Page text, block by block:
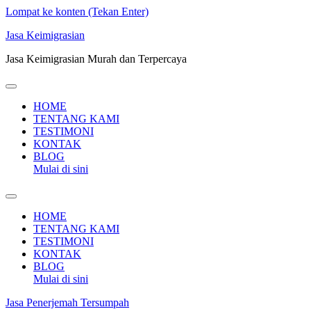
Lompat ke konten (Tekan Enter)
Jasa Keimigrasian
Jasa Keimigrasian Murah dan Terpercaya
HOME
TENTANG KAMI
TESTIMONI
KONTAK
BLOG
Mulai di sini
HOME
TENTANG KAMI
TESTIMONI
KONTAK
BLOG
Mulai di sini
Jasa Penerjemah Tersumpah